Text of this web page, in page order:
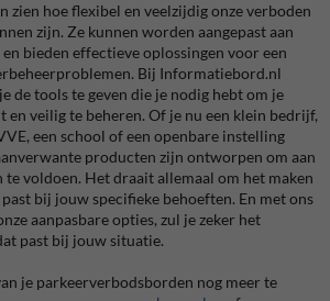
zien hoe flexibel en veelzijdig onze verboden
zijn. Ze kunnen worden aangepast aan
bieden effectieve oplossingen voor een
Bij Informatiebord.nl
de tools te geven die je nodig hebt om je
veilig te beheren. Of je nu een klein bedrijf,
een school of een openbare instelling
producten zijn ontworpen om aan
voldoen. Het draait allemaal om het maken
bij jouw specifieke behoeften. En met ons
aanpasbare opties, zul je zeker het
past bij jouw situatie.
je parkeerverbodsborden nog meer te